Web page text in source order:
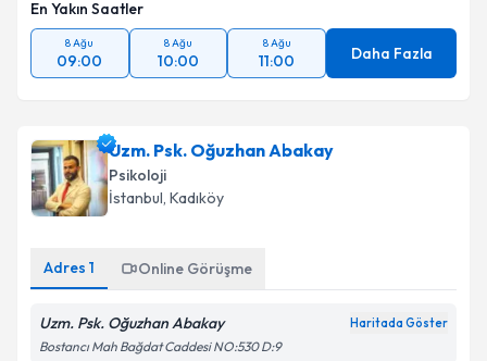
En Yakın Saatler
8 Ağu
09:00
8 Ağu
10:00
8 Ağu
11:00 Daha Fazla
Uzm. Psk. Oğuzhan Abakay
Psikoloji
İstanbul, Kadıköy
Adres 1 Online Görüşme
Uzm. Psk. Oğuzhan Abakay Haritada Göster
Bostancı Mah Bağdat Caddesi NO:530 D:9